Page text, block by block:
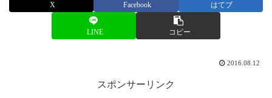
X Facebook はてブ
LINE コピー
2016.08.12
スポンサーリンク